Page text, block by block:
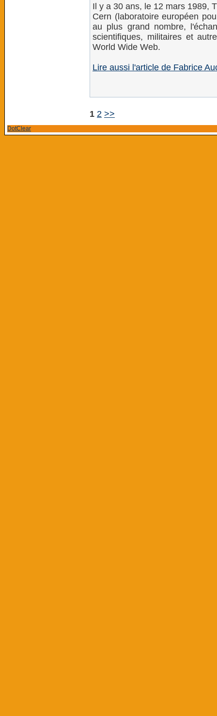
Il y a 30 ans, le 12 mars 1989,
Cern (laboratoire européen
au plus grand nombre,
scientifiques, militaires et
World Wide Web.
Lire aussi l'article de Fabrice
1 2 >>
DotClear